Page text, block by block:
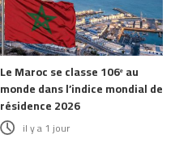
Le Maroc se classe 106ᵉ au
monde dans l’indice mondial de
résidence 2026
il y a 1 jour